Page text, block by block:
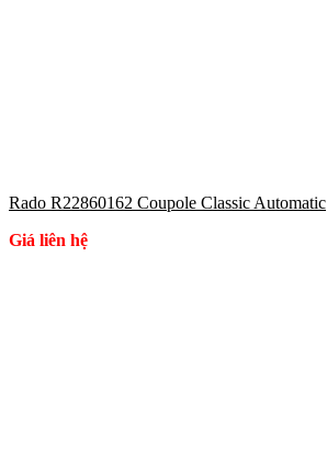
Rado R22860162 Coupole Classic Automatic
Giá liên hệ